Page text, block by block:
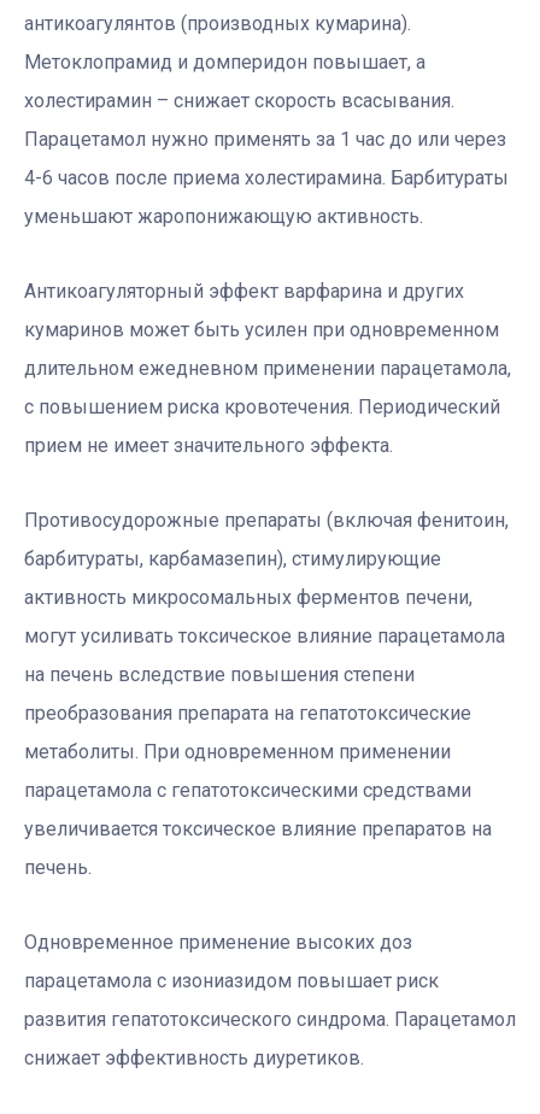
антикоагулянтов (производных кумарина).
Метоклопрамид и домперидон повышает, а
холестирамин – снижает скорость всасывания.
Парацетамол нужно применять за 1 час до или через
4-6 часов после приема холестирамина. Барбитураты
уменьшают жаропонижающую активность.
Антикоагуляторный эффект варфарина и других
кумаринов может быть усилен при одновременном
длительном ежедневном применении парацетамола,
с повышением риска кровотечения. Периодический
прием не имеет значительного эффекта.
Противосудорожные препараты (включая фенитоин,
барбитураты, карбамазепин), стимулирующие
активность микросомальных ферментов печени,
могут усиливать токсическое влияние парацетамола
на печень вследствие повышения степени
преобразования препарата на гепатотоксические
метаболиты. При одновременном применении
парацетамола с гепатотоксическими средствами
увеличивается токсическое влияние препаратов на
печень.
Одновременное применение высоких доз
парацетамола с изониазидом повышает риск
развития гепатотоксического синдрома. Парацетамол
снижает эффективность диуретиков.